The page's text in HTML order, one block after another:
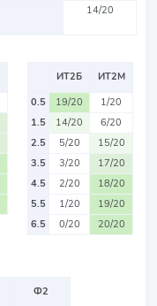
14/20
ИТ2Б
ИТ2М
0.5
19/20
1/20
1.5
14/20
6/20
2.5
5/20
15/20
3.5
3/20
17/20
4.5
2/20
18/20
5.5
1/20
19/20
6.5
0/20 20/20
Ф2